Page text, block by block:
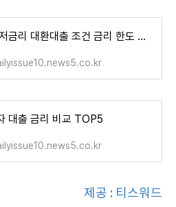
정부지원 저금리 대환대출 조건 금리 한도 신청방법
대출 금리 비교 TOP5
제공 : 티스워드